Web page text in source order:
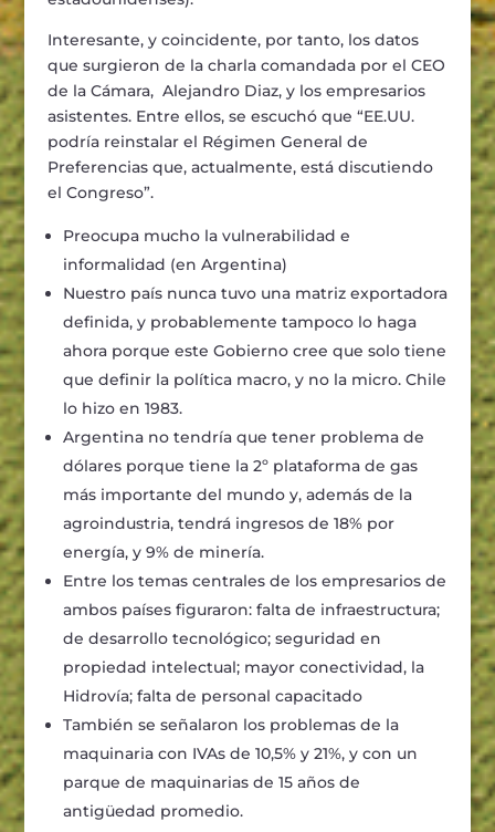
Interesante, y coincidente, por tanto, los datos
que surgieron de la charla comandada por el CEO
de la Cámara, Alejandro Diaz, y los empresarios
asistentes. Entre ellos, se escuchó que “EE.UU.
podría reinstalar el Régimen General de
Preferencias que, actualmente, está discutiendo
el Congreso”.
Preocupa mucho la vulnerabilidad e
informalidad (en Argentina)
Nuestro país nunca tuvo una matriz exportadora
definida, y probablemente tampoco lo haga
ahora porque este Gobierno cree que solo tiene
que definir la política macro, y no la micro. Chile
lo hizo en 1983.
Argentina no tendría que tener problema de
dólares porque tiene la 2º plataforma de gas
más importante del mundo y, además de la
agroindustria, tendrá ingresos de 18% por
energía, y 9% de minería.
Entre los temas centrales de los empresarios de
ambos países figuraron: falta de infraestructura;
de desarrollo tecnológico; seguridad en
propiedad intelectual; mayor conectividad, la
Hidrovía; falta de personal capacitado
También se señalaron los problemas de la
maquinaria con IVAs de 10,5% y 21%, y con un
parque de maquinarias de 15 años de
antigüedad promedio.